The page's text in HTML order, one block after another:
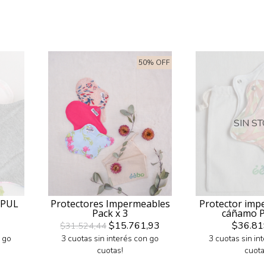
50% OFF
Protectores Impermeables
Pack x 3
$31.524,44 $15.761,93
3 cuotas sin interés con go
cuotas!
SIN
Protector
cáñamo
3 cuotas sin